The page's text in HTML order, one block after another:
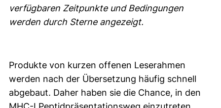
verfügbaren Zeitpunkte und Bedingungen
werden durch Sterne angezeigt.
Produkte von kurzen offenen Leserahmen
werden nach der Übersetzung häufig schnell
abgebaut. Daher haben sie die Chance, in den